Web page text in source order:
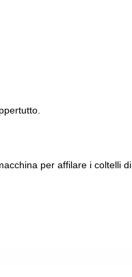
per affilare i coltelli